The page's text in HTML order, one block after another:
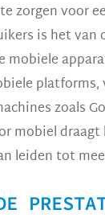
zorgen voor
is het van
platforms,
zoals
mobiel draagt
leiden tot